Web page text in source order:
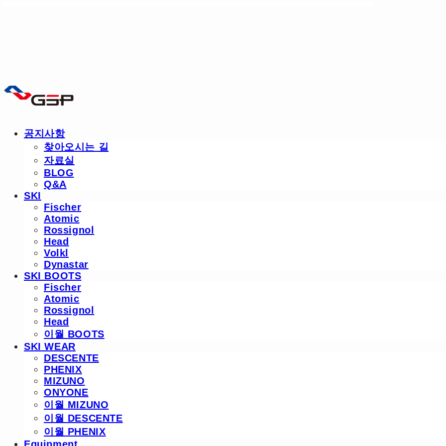
공지사항
찾아오시는 길
자료실
BLOG
Q&A
SKI
Fischer
Atomic
Rossignol
Head
Volkl
Dynastar
SKI BOOTS
Fischer
Atomic
Rossignol
Head
이월 BOOTS
SKI WEAR
DESCENTE
PHENIX
MIZUNO
ONYONE
이월 MIZUNO
이월 DESCENTE
이월 PHENIX